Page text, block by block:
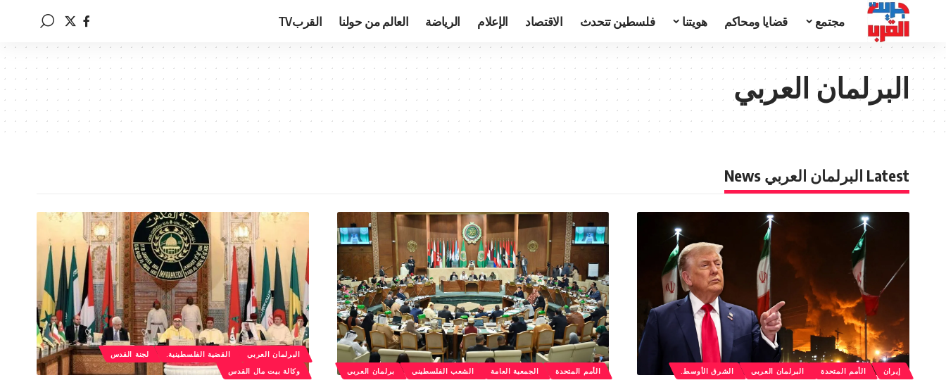
مجتمع قضايا ومحاكم هويتنا فلسطين تتحدث الاقتصاد الإعلام الرياضة العالم من حولنا القربTV
البرلمان العربي
Latest البرلمان العربي News
إيران الأمم المتحدة البرلمان العربي الشرق الأوسط. الأمم المتحدة الجمعية العامة الشعب الفلسطيني برلمان العربي
البرلمان العربي القضية الفلسطينية.
لجنة القدس
وكالة بيت مال القدس